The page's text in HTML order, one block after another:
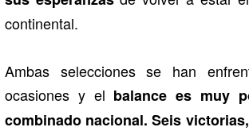
continental.
Ambas selecciones se han
ocasiones y el balance es muy
combinado nacional. Seis